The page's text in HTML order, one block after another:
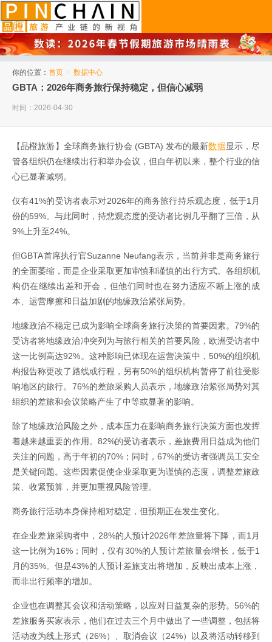
你的位置： 首页 > 数据中心
GBTA：2026年商务旅行保持稳定，但信心减弱
时间：2026-04-30
【品橙旅游】全球商务旅行协会 (GBTA) 发布的最新数据显示，尽
管各组织仍在继续出行和举办会议，但自年初以来，整个行业的信
心已显著减弱。
仅有41%的受访者表示对2026年的商务旅行持乐观态度，低于1月
份的59%。与此同时，持悲观态度的受访者比例几乎翻了三倍，从
9%上升至24%。
但GBTA首席执行官Suzanne Neufang表示，当前并非是商务旅行
的全面萎缩，而是企业采取更加审慎和谨慎的出行方式。各组织机
构仍在继续出差和开会，但他们同时也在努力适应不断上涨的成
本、运营摩擦和日益加剧的地缘政治紧张局势。
地缘政治不稳定已成为影响全球商务旅行决策的首要因素。79%的
受访者将地缘政治冲突列为与旅行相关的首要风险，欧洲受访者中
这一比例高达92%。这种影响已体现在运营决策中，50%的组织机
构报告称更改了路线或行程，另有50%的组织机构暂停了前往受影
响地区的旅行。76%的差旅采购人员表示，地缘政治紧张局势对其
组织的差旅和会议策略产生了中等或显著的影响。
除了地缘政治风险之外，成本压力在影响商务旅行决策方面也发挥
着越来越重要的作用。82%的受访者表示，差旅费用日益成为他们
关注的问题，高于年初的70%；同时，67%的受访者强调员工安全
是关键问题。这些因素促使企业采取更为谨慎的态度，调整差旅政
策、收紧预算，并更加重视风险管理。
商务旅行活动本身保持相对稳定，但预期正在发生变化。
在企业差旅采购者中，28%的人预计2026年差旅量将下降，而1月
这一比例为16%；同时，仅有30%的人预计差旅量会增长，低于1
月的35%。但是43%的人预计差旅支出将增加，反映出成本上涨，
而非出行频率的增加。
企业也在调整其会议和活动策略，以应对日益复杂的形势。56%的
差旅服务买家表示，他们在过去三个月中做出了一些调整，包括将
活动改为线上形式（26%）、取消会议（24%）以及将活动转移到